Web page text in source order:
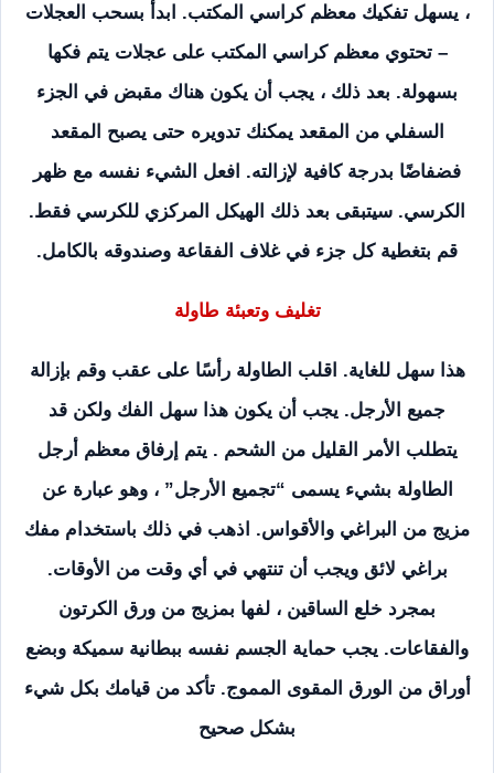
، يسهل تفكيك معظم كراسي المكتب. ابدأ بسحب العجلات
– تحتوي معظم كراسي المكتب على عجلات يتم فكها
بسهولة. بعد ذلك ، يجب أن يكون هناك مقبض في الجزء
السفلي من المقعد يمكنك تدويره حتى يصبح المقعد
فضفاضًا بدرجة كافية لإزالته. افعل الشيء نفسه مع ظهر
الكرسي. سيتبقى بعد ذلك الهيكل المركزي للكرسي فقط.
قم بتغطية كل جزء في غلاف الفقاعة وصندوقه بالكامل.
تغليف وتعبئة طاولة
هذا سهل للغاية. اقلب الطاولة رأسًا على عقب وقم بإزالة
جميع الأرجل. يجب أن يكون هذا سهل الفك ولكن قد
يتطلب الأمر القليل من الشحم . يتم إرفاق معظم أرجل
الطاولة بشيء يسمى “تجميع الأرجل” ، وهو عبارة عن
مزيج من البراغي والأقواس. اذهب في ذلك باستخدام مفك
براغي لائق ويجب أن تنتهي في أي وقت من الأوقات.
بمجرد خلع الساقين ، لفها بمزيج من ورق الكرتون
والفقاعات. يجب حماية الجسم نفسه ببطانية سميكة وبضع
أوراق من الورق المقوى المموج. تأكد من قيامك بكل شيء
بشكل صحيح